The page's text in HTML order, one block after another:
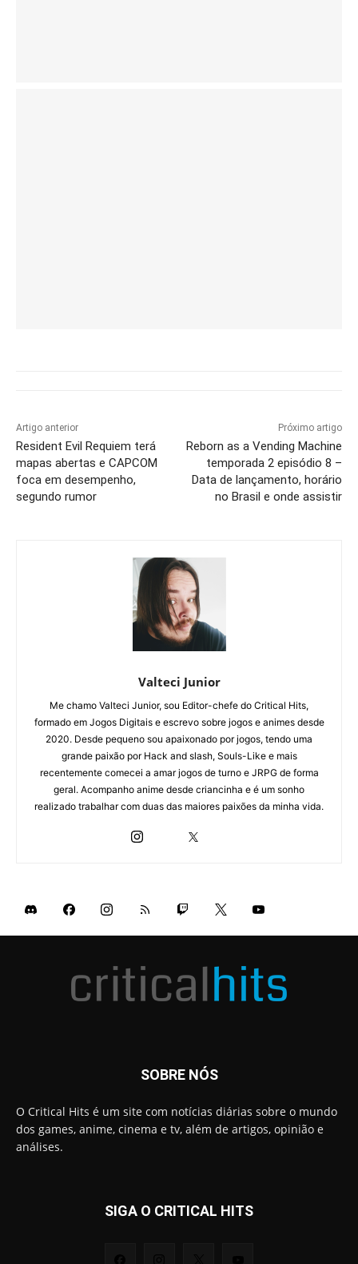
Artigo anterior
Resident Evil Requiem terá
mapas abertas e CAPCOM
foca em desempenho,
segundo rumor
Próximo artigo
Reborn as a Vending Machine
temporada 2 episódio 8 –
Data de lançamento, horário
no Brasil e onde assistir
Valteci Junior
Me chamo Valteci Junior, sou Editor-chefe do Critical Hits,
formado em Jogos Digitais e escrevo sobre jogos e animes desde
2020. Desde pequeno sou apaixonado por jogos, tendo uma
grande paixão por Hack and slash, Souls-Like e mais
recentemente comecei a amar jogos de turno e JRPG de forma
geral. Acompanho anime desde criancinha e é um sonho
realizado trabalhar com duas das maiores paixões da minha vida.
SOBRE NÓS
O Critical Hits é um site com notícias diárias sobre o mundo
dos games, anime, cinema e tv, além de artigos, opinião e
análises.
SIGA O CRITICAL HITS